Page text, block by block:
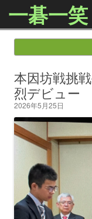
一碁一笑
本因坊戦挑
烈デビュー
2026年5月25日